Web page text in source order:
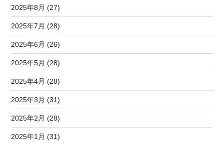
2025年8月 (27)
2025年7月 (28)
2025年6月 (26)
2025年5月 (28)
2025年4月 (28)
2025年3月 (31)
2025年2月 (28)
2025年1月 (31)